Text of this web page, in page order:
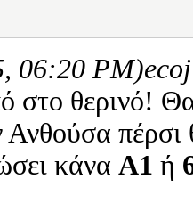
06:20 PM)
στο θερινό!
Ανθούσα πέρσι
κάνα Α1 ή